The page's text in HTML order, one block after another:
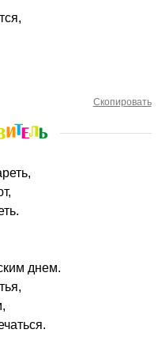
Скопировать
днем.